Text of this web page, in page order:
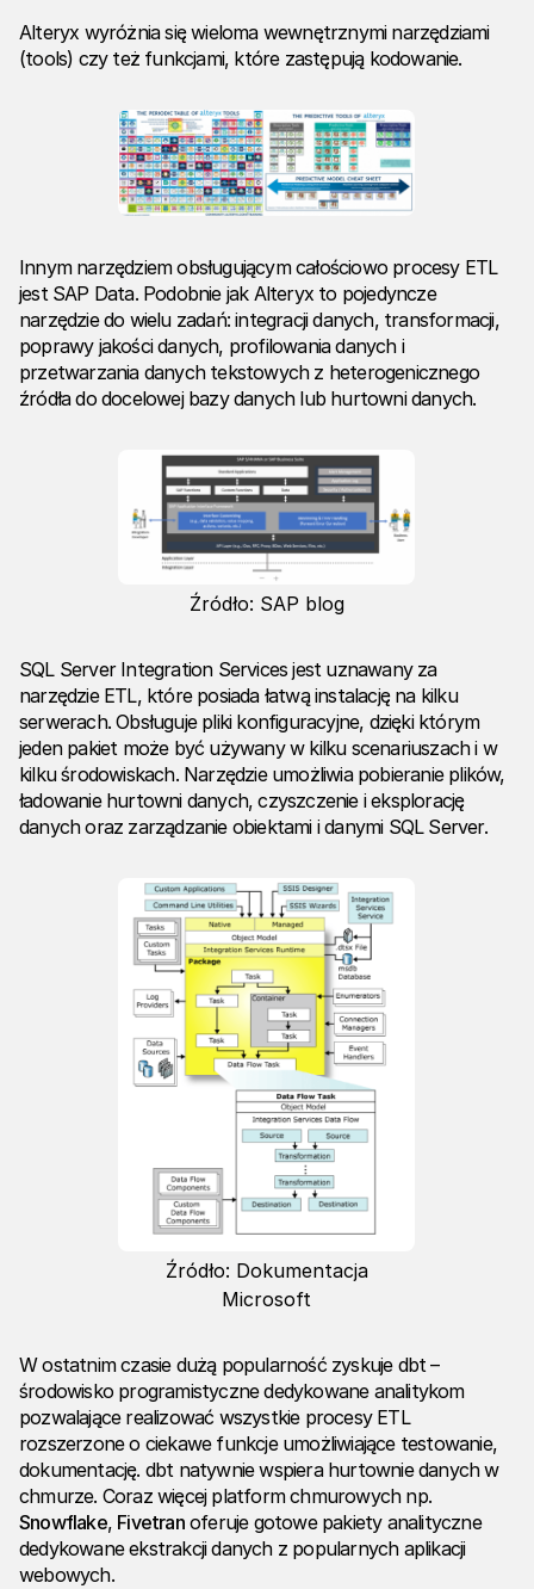
Alteryx wyróżnia się wieloma wewnętrznymi narzędziami
(tools) czy też funkcjami, które zastępują kodowanie.
Innym narzędziem obsługującym całościowo procesy ETL
jest SAP Data. Podobnie jak Alteryx to pojedyncze
narzędzie do wielu zadań: integracji danych, transformacji,
poprawy jakości danych, profilowania danych i
przetwarzania danych tekstowych z heterogenicznego
źródła do docelowej bazy danych lub hurtowni danych.
Źródło: SAP blog
SQL Server Integration Services jest uznawany za
narzędzie ETL, które posiada łatwą instalację na kilku
serwerach. Obsługuje pliki konfiguracyjne, dzięki którym
jeden pakiet może być używany w kilku scenariuszach i w
kilku środowiskach. Narzędzie umożliwia pobieranie plików,
ładowanie hurtowni danych, czyszczenie i eksplorację
danych oraz zarządzanie obiektami i danymi SQL Server.
Źródło: Dokumentacja
Microsoft
W ostatnim czasie dużą popularność zyskuje dbt –
środowisko programistyczne dedykowane analitykom
pozwalające realizować wszystkie procesy ETL
rozszerzone o ciekawe funkcje umożliwiające testowanie,
dokumentację. dbt natywnie wspiera hurtownie danych w
chmurze. Coraz więcej platform chmurowych np.
Snowflake, Fivetran oferuje gotowe pakiety analityczne
dedykowane ekstrakcji danych z popularnych aplikacji
webowych.